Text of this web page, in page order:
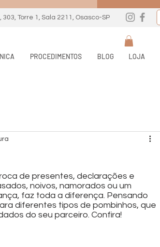
Torre 1, Sala 2211, Osasco-SP
PROCEDIMENTOS BLOG LOJA
de presentes, declarações e
noivos, namorados ou um
faz toda a diferença. Pensando
diferentes tipos de pombinhos, que
do seu parceiro. Confira!